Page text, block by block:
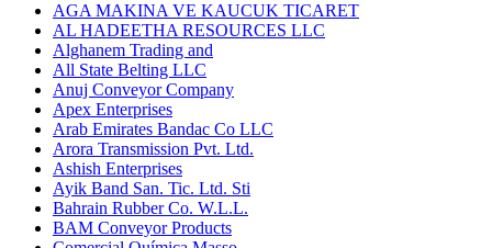
AGA MAKINA VE KAUCUK TICARET
AL HADEETHA RESOURCES LLC
Alghanem Trading and
All State Belting LLC
Anuj Conveyor Company
Apex Enterprises
Arab Emirates Bandac Co LLC
Arora Transmission Pvt. Ltd.
Ashish Enterprises
Ayik Band San. Tic. Ltd. Sti
Bahrain Rubber Co. W.L.L.
BAM Conveyor Products